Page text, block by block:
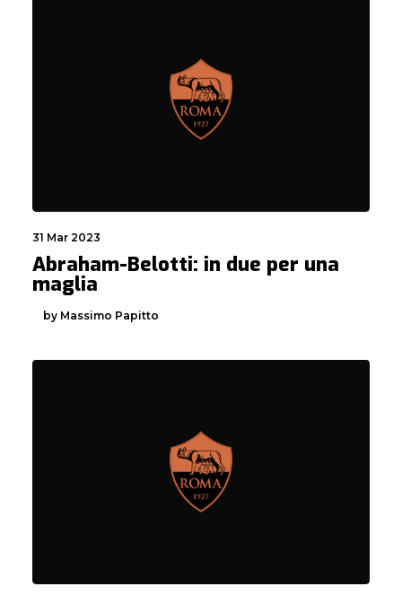
31 Mar 2023
Abraham-Belotti: in due per una
maglia
by Massimo Papitto